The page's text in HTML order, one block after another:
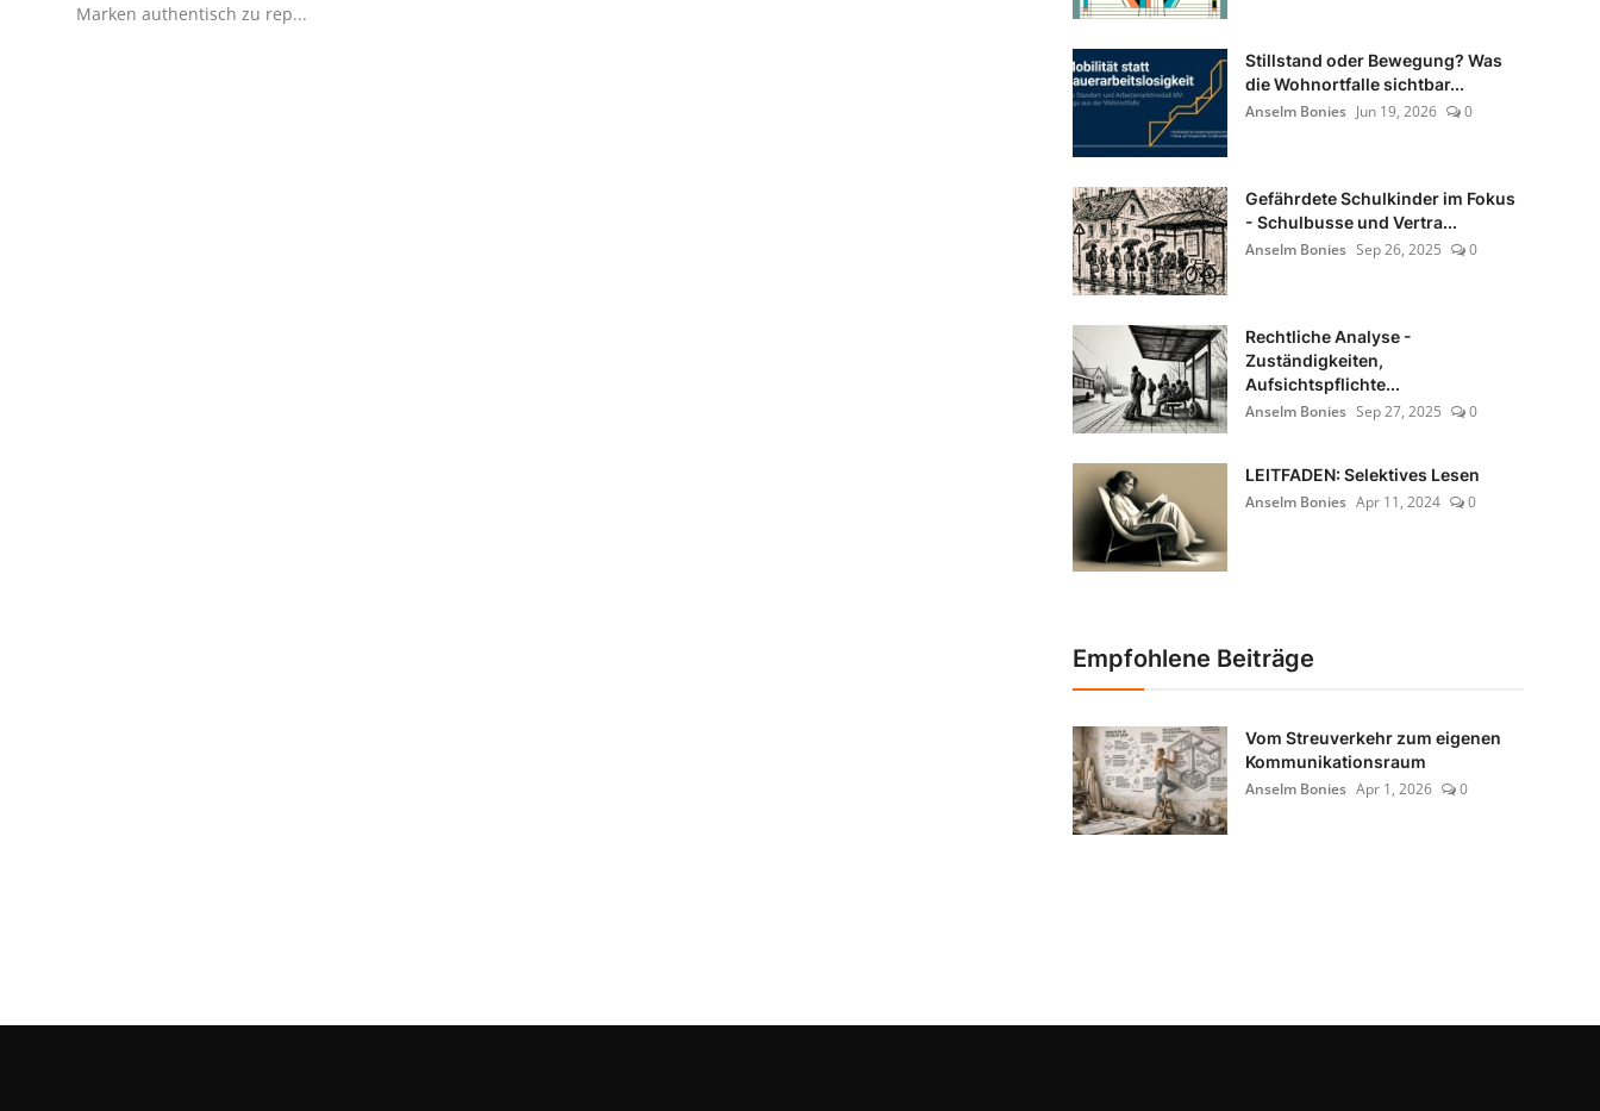
Marken authentisch zu rep...
Stillstand oder Bewegung? Was
die Wohnortfalle sichtbar...
Anselm Bonies Jun 19, 2026 0
Gefährdete Schulkinder im Fokus
- Schulbusse und Vertra...
Anselm Bonies Sep 26, 2025 0
Rechtliche Analyse -
Zuständigkeiten,
Aufsichtspflichte...
Anselm Bonies Sep 27, 2025 0
LEITFADEN: Selektives Lesen
Anselm Bonies Apr 11, 2024 0
Empfohlene Beiträge
Vom Streuverkehr zum eigenen
Kommunikationsraum
Anselm Bonies Apr 1, 2026 0